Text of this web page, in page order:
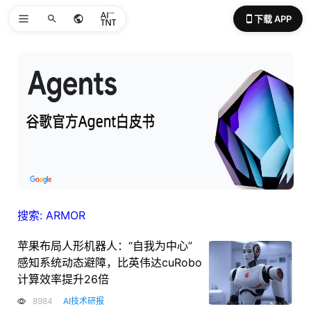
下载 APP
搜索: ARMOR
苹果布局人形机器人：“自我为中心”
感知系统动态避障，比英伟达cuRobo
计算效率提升26倍
8984 AI技术研报